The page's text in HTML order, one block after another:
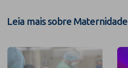
Leia mais sobre Maternidade